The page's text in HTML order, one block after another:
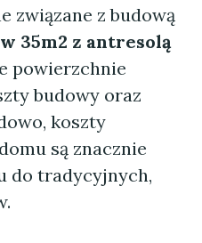
związane z budową
35m2 z antresolą
powierzchnie
budowy oraz
koszty
są znacznie
do tradycyjnych,